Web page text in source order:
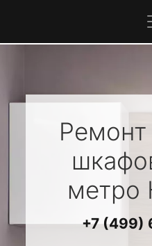
метро
+7 (499)